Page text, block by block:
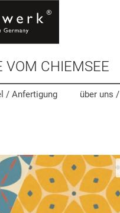
VOM CHIEMSEE
/ Anfertigung über uns /